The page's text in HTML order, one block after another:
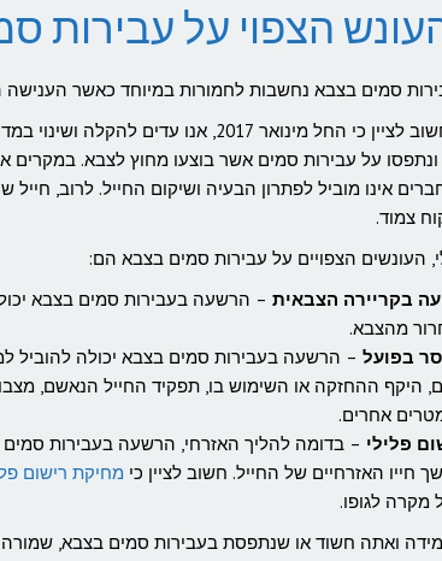
הצפוי על עבירות
סמים בצבא נחשבות לחמורות במיוחד כאשר
עם זאת, חשוב לציין כי החל מינואר 2017,
על עבירות סמים אשר בוצעו מחוץ לצבא. במקרים
אינו מוביל לפתרון הבעיה ושיקום החייל. לרוב,
צמוד.
העונשים הצפויים על עבירות סמים בצבא הם:
בקריירה הצבאית – הרשעה בעבירות סמים בצבא
מהצבא.
בפועל – הרשעה בעבירות סמים בצבא יכולה להוביל
היקף ההחזקה או השימוש בו, תפקיד החייל הנאשם,
אחרים.
פלילי – בדומה להליך האזרחי, הרשעה בעבירות סמים
חייו האזרחיים של החייל. חשוב לציין כי מחיקת רישום
מקרה לגופו.
ואתה חשוד או שנתפסת בעבירות סמים בצבא,